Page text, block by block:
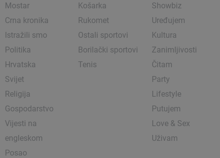
Mostar
Crna kronika
Istražili smo
Politika
Hrvatska
Svijet
Religija
Gospodarstvo
Vijesti na
engleskom
Posao
Košarka
Rukomet
Ostali sportovi
Borilački sportovi
Tenis
Showbiz
Uređujem
Kultura
Zanimljivosti
Čitam
Party
Lifestyle
Putujem
Love & Sex
Uživam